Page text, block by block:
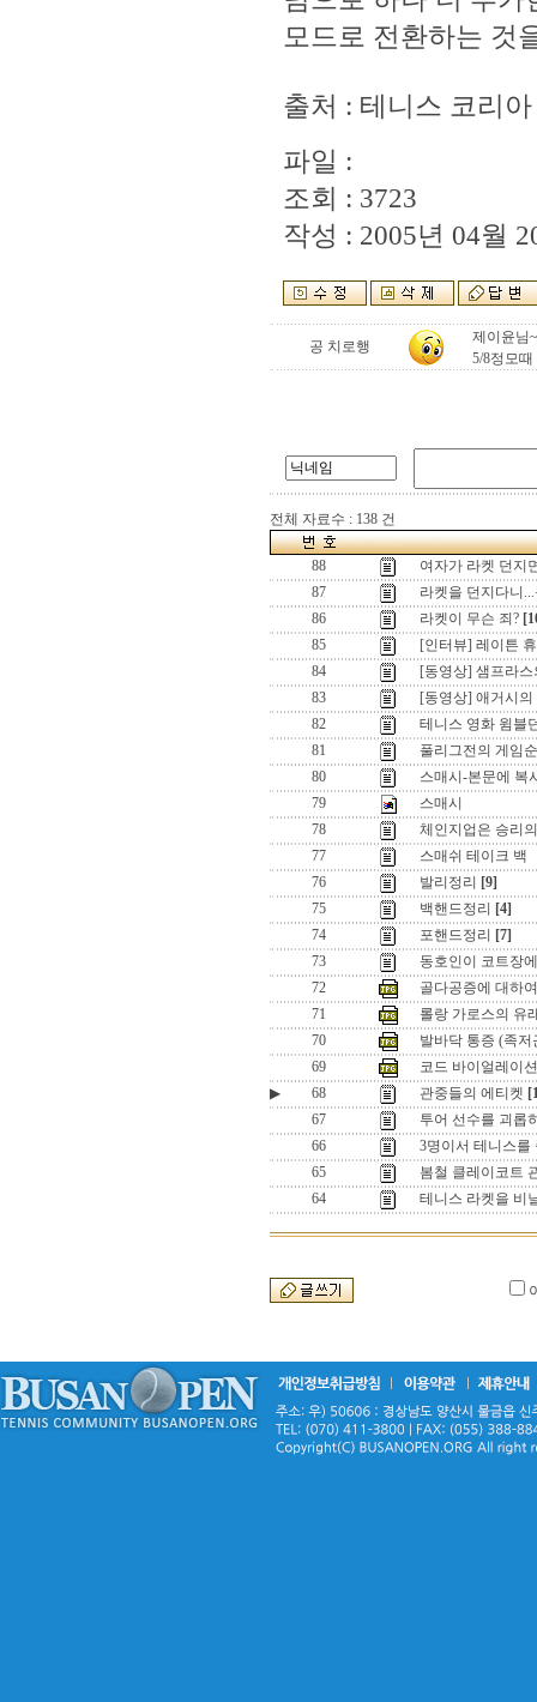
모드로 전환하는 것
출처 : 테니스 코리아
파일 :
조회 : 3723
작성 : 2005년 04월
공 치로행
제이윤님
5/8정모
전체 자료수 : 138 건
88
여자가 라켓 던지
87
라켓을 던지다니
86
라켓이 무슨 죄?
85
[인터뷰] 레이튼
84
[동영상] 샘프라
83
[동영상] 애거시
82
테니스 영화 윔블
81
풀리그전의 게임
80
스매시-본문에 복
79
스매시
78
체인지업은 승리
77
스매쉬 테이크 백
76
발리정리
[9]
75
백핸드정리
[4]
74
포핸드정리
[7]
73
동호인이 코트장
72
골다공증에 대하
71
롤랑 가로스의 유
70
발바닥 통증 (족저
69
코드 바이얼레이
▶
68 관중들의 에티켓
67
투어 선수를 괴롭
66
3명이서 테니스를
65
봄철 클레이코트
64
테니스 라켓을 비